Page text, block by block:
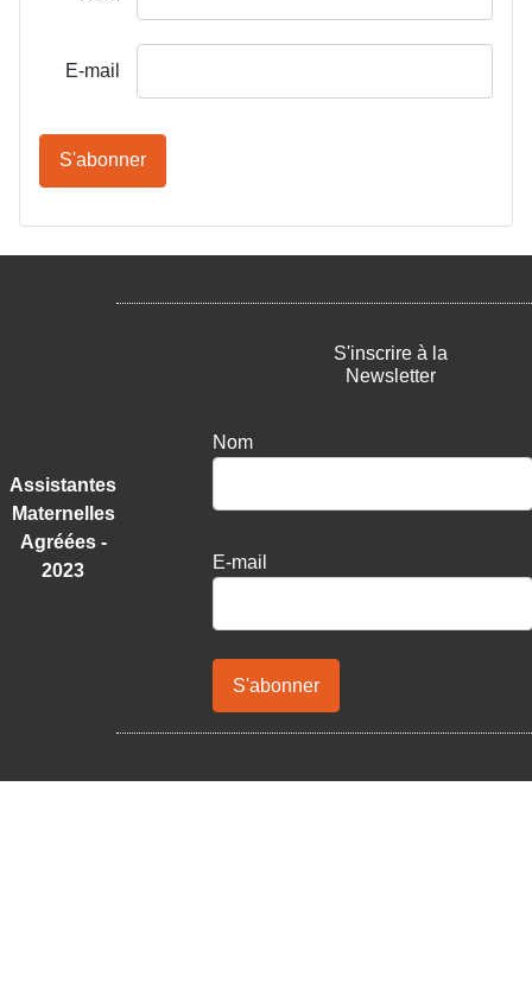
E-mail
S'abonner
Assistantes
Maternelles
Agréées -
2023
S'inscrire à la
Newsletter
Nom
E-mail
S'abonner